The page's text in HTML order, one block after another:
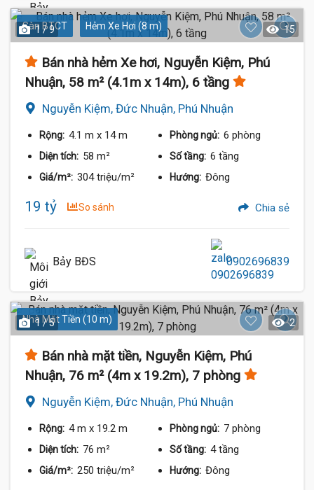
Sàn BTCT Hẻm Xe Hơi (8 m)
1 / 9 15
Bán nhà hẻm Xe hơi, Nguyễn Kiệm, Phú
Nhuận, 58 m² (4.1m x 14m), 6 tầng
Nguyễn Kiệm, Đức Nhuận, Phú Nhuận
Rộng: 4.1 m x 14 m Phòng ngủ: 6 phòng
Diện tích: 58 m² Số tầng: 6 tầng
Giá/m²: 304 triệu/m² Hướng: Đông
19 tỷ So sánh Chia sẻ
Bảy BĐS 0902696839
Nhà Mặt Tiền (10 m)
1 / 5 2
Bán nhà mặt tiền, Nguyễn Kiệm, Phú
Nhuận, 76 m² (4m x 19.2m), 7 phòng
Nguyễn Kiệm, Đức Nhuận, Phú Nhuận
Rộng: 4 m x 19.2 m Phòng ngủ: 7 phòng
Diện tích: 76 m² Số tầng: 4 tầng
Giá/m²: 250 triệu/m² Hướng: Đông